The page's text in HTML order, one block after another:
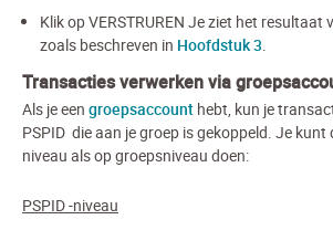
Klik op VERSTRUREN Je ziet het resultaat
zoals beschreven in Hoofdstuk 3.
Transacties verwerken via
Als je een groepsaccount hebt, kun je
PSPID die aan je groep is gekoppeld. Je kunt
niveau als op groepsniveau doen:
PSPID-niveau